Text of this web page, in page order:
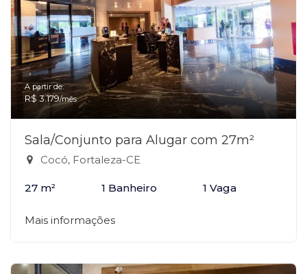
A partir de:
R$ 3.179/mês
Sala/Conjunto para Alugar com 27m²
Cocó, Fortaleza-CE
27 m² 1 Banheiro 1 Vaga
Mais informações